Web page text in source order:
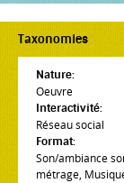
Taxonomies
Nature:
Oeuvre
Interactivité:
Réseau social
Format:
Son/ambiance
métrage